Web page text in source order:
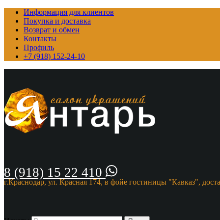
Информация для клиентов
Покупка и доставка
Возврат и обмен
Контакты
Профиль
+7 (918) 152-24-10
8 (918) 15 22 410
г.Краснодар, ул. Красная 174, в фойе гостиницы "Кавказ",